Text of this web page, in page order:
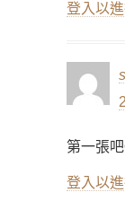
登入以
第一張
登入以